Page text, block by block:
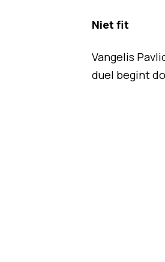
Niet fit
Vangelis
duel begint